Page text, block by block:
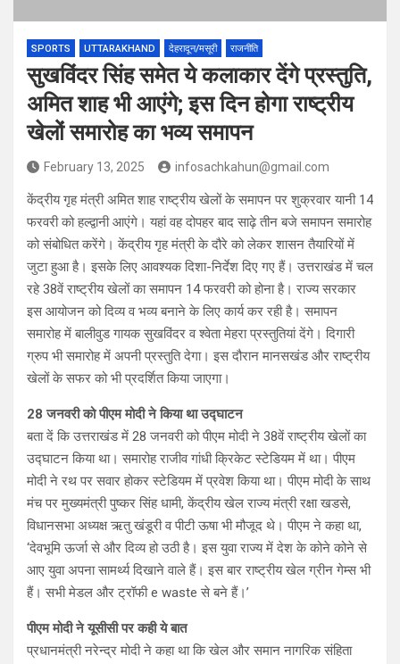
SPORTS UTTARAKHAND देहरादून/मसूरी राजनीति
सुखविंदर सिंह समेत ये कलाकार देंगे प्रस्तुति,
अमित शाह भी आएंगे; इस दिन होगा राष्ट्रीय
खेलों समारोह का भव्य समापन
February 13, 2025 infosachkahun@gmail.com
केंद्रीय गृह मंत्री अमित शाह राष्ट्रीय खेलों के समापन पर शुक्रवार यानी 14
फरवरी को हल्द्वानी आएंगे। यहां वह दोपहर बाद साढ़े तीन बजे समापन समारोह
को संबोधित करेंगे। केंद्रीय गृह मंत्री के दौरे को लेकर शासन तैयारियों में
जुटा हुआ है। इसके लिए आवश्यक दिशा-निर्देश दिए गए हैं। उत्तराखंड में चल
रहे 38वें राष्ट्रीय खेलों का समापन 14 फरवरी को होना है। राज्य सरकार
इस आयोजन को दिव्य व भव्य बनाने के लिए कार्य कर रही है। समापन
समारोह में बालीवुड गायक सुखविंदर व श्वेता मेहरा प्रस्तुतियां देंगे। दिगारी
ग्रुप भी समारोह में अपनी प्रस्तुति देगा। इस दौरान मानसखंड और राष्ट्रीय
खेलों के सफर को भी प्रदर्शित किया जाएगा।
28 जनवरी को पीएम मोदी ने किया था उद्घाटन
बता दें कि उत्तराखंड में 28 जनवरी को पीएम मोदी ने 38वें राष्ट्रीय खेलों का
उद्घाटन किया था। समारोह राजीव गांधी क्रिकेट स्टेडियम में था। पीएम
मोदी ने रथ पर सवार होकर स्टेडियम में प्रवेश किया था। पीएम मोदी के साथ
मंच पर मुख्यमंत्री पुष्कर सिंह धामी, केंद्रीय खेल राज्य मंत्री रक्षा खडसे,
विधानसभा अध्यक्ष ऋतु खंडूरी व पीटी ऊषा भी मौजूद थे। पीएम ने कहा था,
‘देवभूमि ऊर्जा से और दिव्य हो उठी है। इस युवा राज्य में देश के कोने कोने से
आए युवा अपना सामर्थ्य दिखाने वाले हैं। इस बार राष्ट्रीय खेल ग्रीन गेम्स भी
हैं। सभी मेडल और ट्रॉफी e waste से बने हैं।’
पीएम मोदी ने यूसीसी पर कही ये बात
प्रधानमंत्री नरेन्द्र मोदी ने कहा था कि खेल और समान नागरिक संहिता